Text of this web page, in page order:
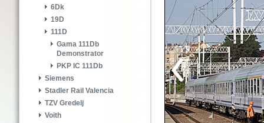
6Dk
19D
111D
Gama 111Db
Demonstrator
PKP IC 111Db
Siemens
Stadler Rail Valencia
TZV Gredelj
Voith